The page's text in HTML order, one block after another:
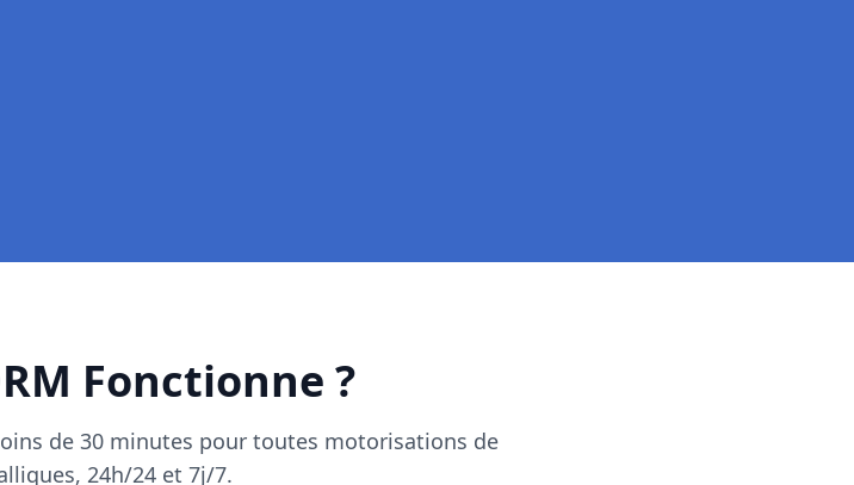
Fonctionne ?
de 30 minutes pour toutes motorisations de
24h/24 et 7j/7.